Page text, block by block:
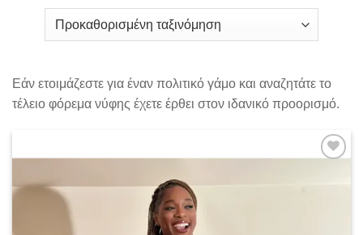
Εάν ετοιμάζεστε για έναν πολιτικό γάμο και αναζητάτε το
τέλειο φόρεμα νύφης έχετε έρθει στον ιδανικό προορισμό.